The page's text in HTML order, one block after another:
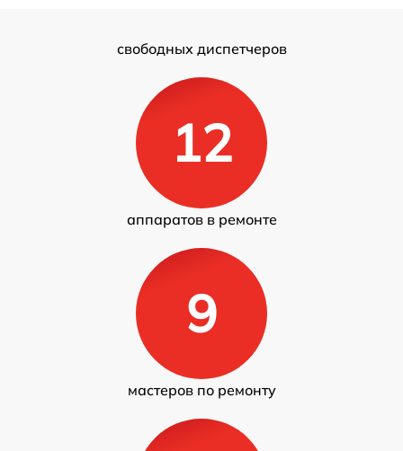
свободных диспетчеров
12
аппаратов в ремонте
9
мастеров по ремонту